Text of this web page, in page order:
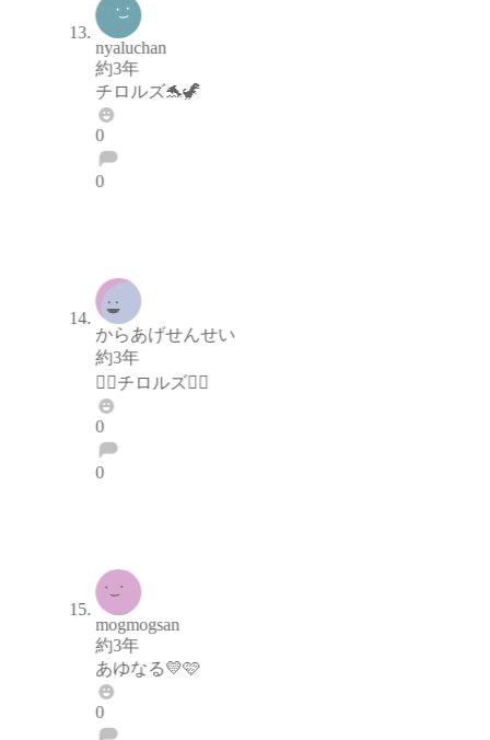
nyaluchan
約3年
チロルズ🐬🦖
0
0
からあげせんせい
約3年
✌🏻チロルズ✌🏻
0
0
mogmogsan
約3年
あゆなる💛🩷
0